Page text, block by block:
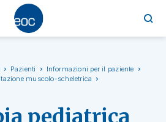
Pazienti
Informazioni per il paziente
muscolo-scheletrica
pediatrica